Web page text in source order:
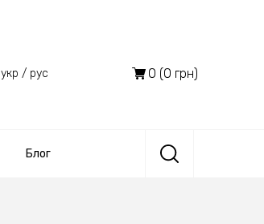
укр / рус 0 (0 грн)
Блог